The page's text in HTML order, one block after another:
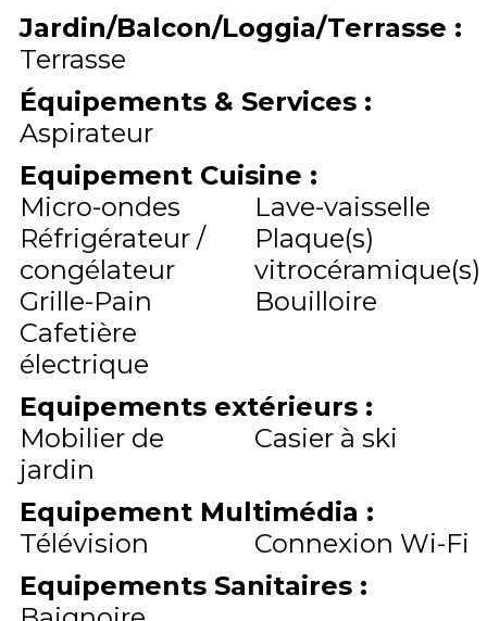
Jardin/Balcon/Loggia/Terrasse :
Terrasse
Équipements & Services :
Aspirateur
Equipement Cuisine :
Micro-ondes
Lave-vaisselle
Réfrigérateur /
congélateur
Plaque(s)
vitrocéramique(s)
Grille-Pain
Bouilloire
Cafetière
électrique
Equipements extérieurs :
Mobilier de
jardin
Casier à ski
Equipement Multimédia :
Télévision
Connexion Wi-Fi
Equipements Sanitaires :